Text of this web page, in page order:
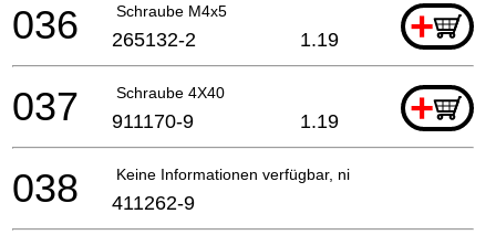
Schraube M4x5 +
036 265132-2 1.19
Schraube 4X40 +
037 911170-9 1.19
Keine Informationen verfügbar, nicht bestellbar
038 411262-9